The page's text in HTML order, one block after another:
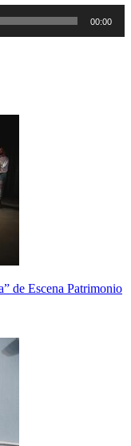
00:00
de Escena Patrimonio